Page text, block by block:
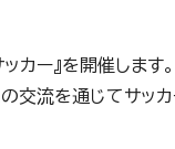
ー』を開催します
交流を通じてサッ